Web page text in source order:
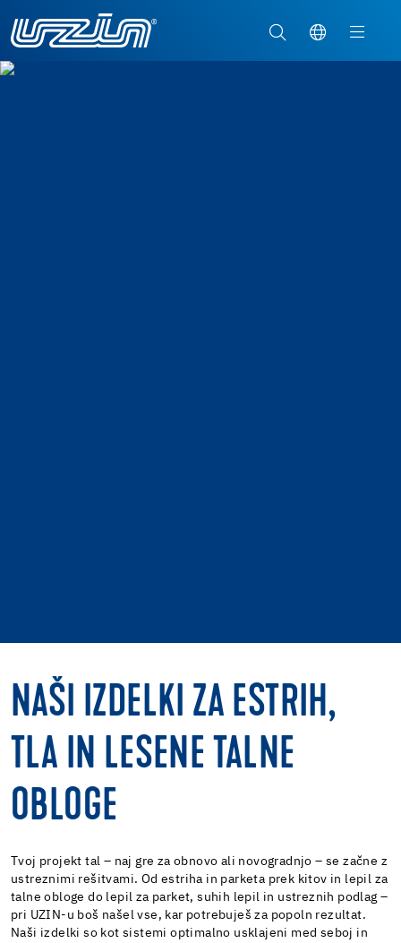
NAŠI IZDELKI ZA ESTRIH,
TLA IN LESENE TALNE
OBLOGE
Tvoj projekt tal – naj gre za obnovo ali novogradnjo – se začne z
ustreznimi rešitvami. Od estriha in parketa prek kitov in lepil za
talne obloge do lepil za parket, suhih lepil in ustreznih podlag –
pri UZIN-u boš našel vse, kar potrebuješ za popoln rezultat.
Naši izdelki so kot sistemi optimalno usklajeni med seboj in